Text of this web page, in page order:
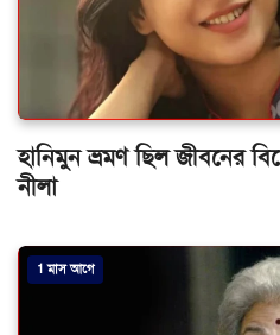
হানিমুন ভ্রমণ ছিল জীবনের
নীলা
1 মাস আগে